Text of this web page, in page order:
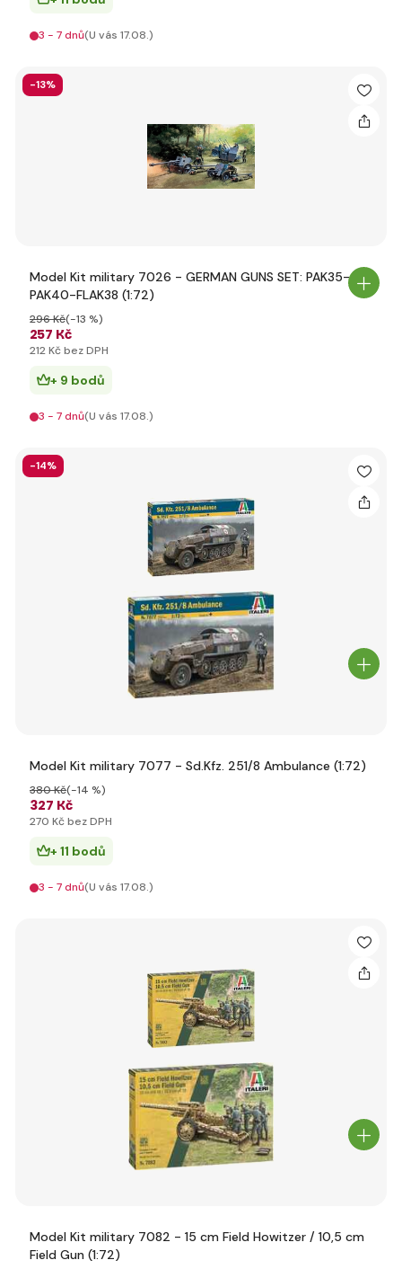
3 - 7 dnů(U vás 17.08.)
-13%
Model Kit military 7026 - GERMAN GUNS SET: PAK35-
PAK40-FLAK38 (1:72)
257 Kč
296 Kč(-13 %)
212 Kč bez DPH
+ 9 bodů
3 - 7 dnů(U vás 17.08.)
-14%
Model Kit military 7077 - Sd.Kfz. 251/8 Ambulance (1:72)
327 Kč
380 Kč(-14 %)
270 Kč bez DPH
+ 11 bodů
3 - 7 dnů(U vás 17.08.)
Model Kit military 7082 - 15 cm Field Howitzer / 10,5 cm
Field Gun (1:72)